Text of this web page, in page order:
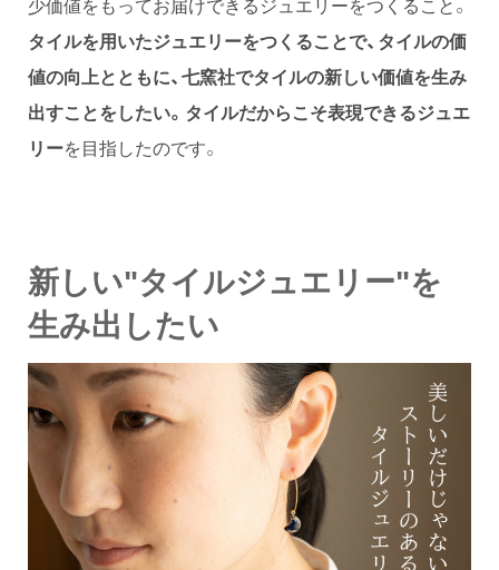
タイルを用いたジュエリーをつくることで、タイルの価
値の向上とともに、七窯社でタイルの新しい価値を生み
出すことをしたい。タイルだからこそ表現できるジュエ
リーを目指したのです。
新しい"タイルジュエリー"を
生み出したい